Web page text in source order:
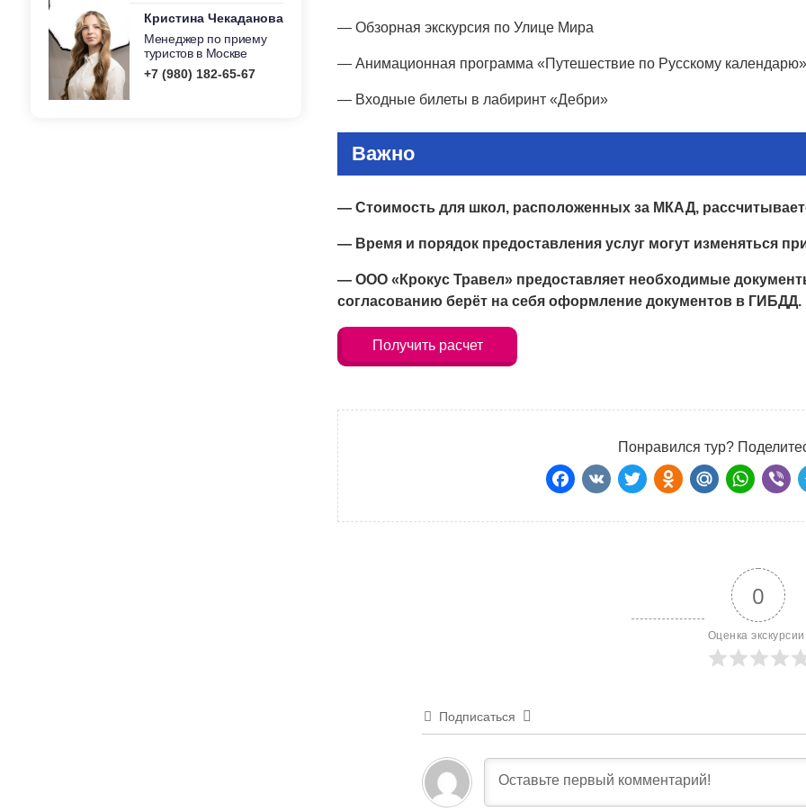
Кристина Чекаданова
Менеджер по приему
туристов в Москве
+7 (980) 182-65-67
— Обзорная экскурсия по Улице Мира
— Анимационная программа «Путешествие по Русскому календарю»
— Входные билеты в лабиринт «Дебри»
Важно
— Стоимость для школ, расположенных за МКАД,
— Время и порядок предоставления услуг могут изменяться
— ООО «Крокус Травел» предоставляет необходимые
согласованию берёт на себя оформление документов в ГИБДД.
Получить расчет
Понравился тур?
0
Оценка
Подписаться